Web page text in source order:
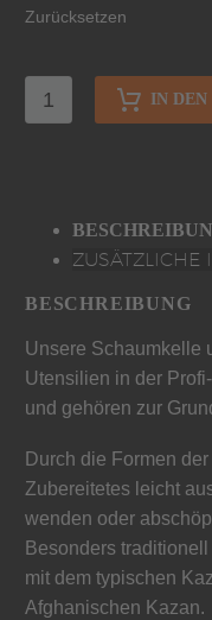
Zurücksetzen
IN DEN
ZUSÄTZLICHE
BESCHREIBUNG
Unsere Schaumkelle
Utensilien in der
und gehören zur
Durch die Formen
Zubereitetes leicht
wenden oder
Besonders
mit dem typischen
Afghanischen Kazan.